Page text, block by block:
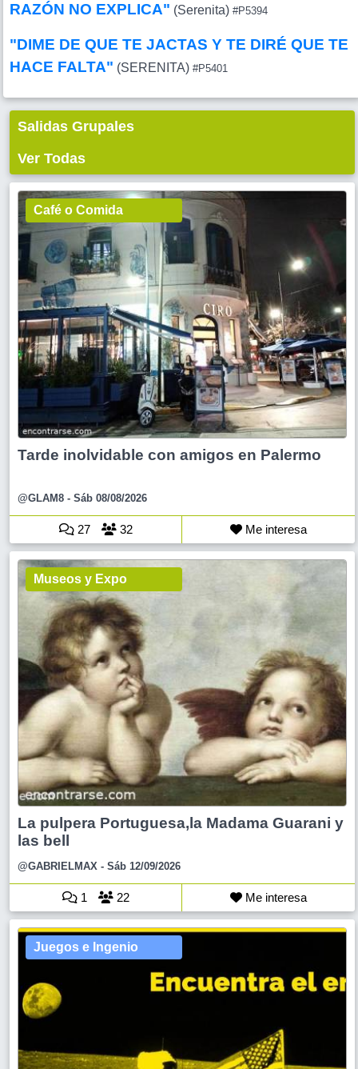
RAZÓN NO EXPLICA" (Serenita) #P5394
"DIME DE QUE TE JACTAS Y TE DIRÉ QUE TE
HACE FALTA" (SERENITA) #P5401
Salidas Grupales
Ver Todas
Café o Comida
Tarde inolvidable con amigos en Palermo
@GLAM8 - Sáb 08/08/2026
27 32 Me interesa
Museos y Expo
La pulpera Portuguesa,la Madama Guarani y
las bell
@GABRIELMAX - Sáb 12/09/2026
1 22 Me interesa
Juegos e Ingenio